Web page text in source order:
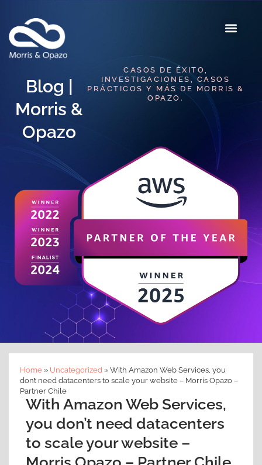
Blog |
Morris &
Opazo
CASOS DE ÉXITO,
INVESTIGACIONES, CASOS
PRÁCTICOS Y MÁS DE MORRIS &
OPAZO.
Home » Uncategorized » With Amazon Web Services, you
don’t need datacenters to scale your website – Morris Opazo –
Partner Chile
With Amazon Web Services,
you don’t need datacenters
to scale your website –